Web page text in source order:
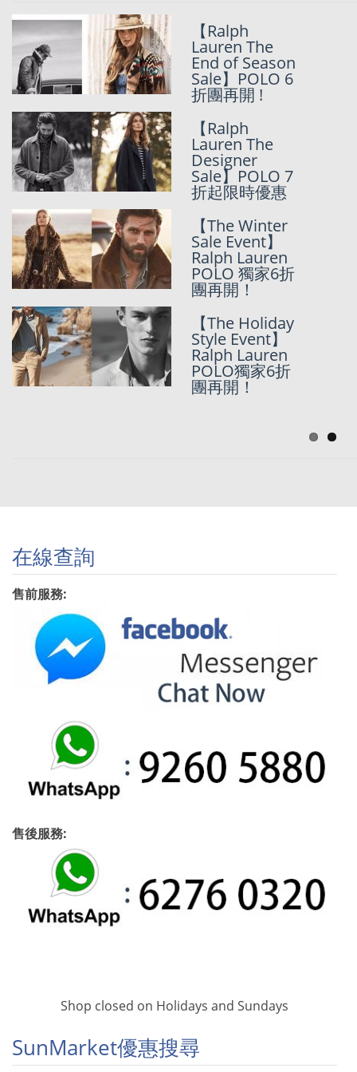
【Ralph
Lauren
SUMMER
SALE】POLO
6折團+額外9折
【Ralph
Lauren The
SUMMER
Refresh
Event】POLO
日！
【Ralph
Lauren WR
EVENT】POLO
【Ralph
Lauren F&F
EVENT】POLO
7折團再
【Ralph
Lauren The
End of Season
Sale】POLO 6
折團再開 !
【Ralph
Lauren The
Designer
Sale】POLO 7
折起限時優惠
【The Winter
Sale Event】
Ralph Lauren
POLO 獨家6折
團再開！
【The Holiday
Style Event】
Ralph Lauren
POLO獨家6折
團再開！
在線查詢
售前服務:
售後服務:
Shop closed on Holidays and Sundays
SunMarket優惠搜尋